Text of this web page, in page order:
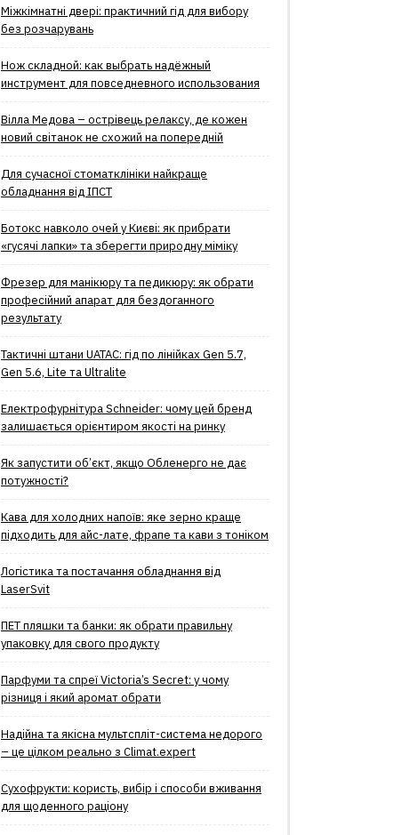
Міжкімнатні двері: практичний гід для вибору
без розчарувань
Нож складной: как выбрать надёжный
инструмент для повседневного использования
Вілла Медова – острівець релаксу, де кожен
новий світанок не схожий на попередній
Для сучасної стоматклініки найкраще
обладнання від ІПСТ
Ботокс навколо очей у Києві: як прибрати
«гусячі лапки» та зберегти природну міміку
Фрезер для манікюру та педикюру: як обрати
професійний апарат для бездоганного
результату
Тактичні штани UATAC: гід по лінійках Gen 5.7,
Gen 5.6, Lite та Ultralite
Електрофурнітура Schneider: чому цей бренд
залишається орієнтиром якості на ринку
Як запустити об’єкт, якщо Обленерго не дає
потужності?
Кава для холодних напоїв: яке зерно краще
підходить для айс-лате, фрапе та кави з тоніком
Логістика та постачання обладнання від
LaserSvit
ПЕТ пляшки та банки: як обрати правильну
упаковку для свого продукту
Парфуми та спреї Victoria’s Secret: у чому
різниця і який аромат обрати
Надійна та якісна мультспліт-система недорого
– це цілком реально з Climat.еxpert
Сухофрукти: користь, вибір і способи вживання
для щоденного раціону